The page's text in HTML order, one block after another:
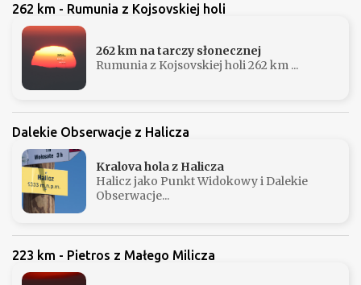
262 km - Rumunia z Kojsovskiej holi
262 km na tarczy słonecznej
Rumunia z Kojsovskiej holi 262 km ...
Dalekie Obserwacje z Halicza
Kralova hola z Halicza
Halicz jako Punkt Widokowy i Dalekie
Obserwacje...
223 km - Pietros z Małego Milicza